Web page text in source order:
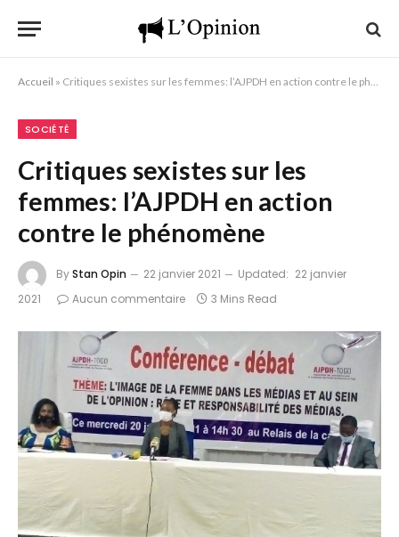
Accueil » Critiques sexistes sur les femmes: l’AJPDH en action contre le phénomène
SOCIÉTÉ
Critiques sexistes sur les
femmes: l’AJPDH en action
contre le phénomène
ByStan Opin 22 janvier 2021 Updated: 22 janvier
2021
Aucun commentaire 3 Mins Read